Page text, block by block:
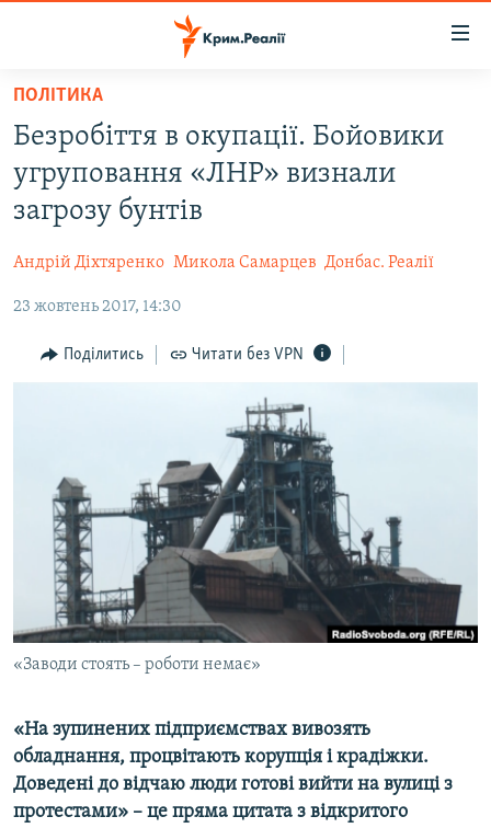
Перейти
основного
матеріалу
Перейти
до
основної
навігації
Перейти
пошуку
ВОДА.КРИМ
ВІДЕО ТА ФОТО
БЛОГИ
ПОГЛЯД
ІНТЕРВ'Ю
ВІДЕОУРОКИ «ELIFBE»
СВІДЧЕННЯ ОКУПАЦІЇ
УКРАЇНСЬКА ПРОБЛЕМА КРИМУ
ІНФОГРАФІКА
ЯК ОБІЙТИ БЛОКУВАННЯ
Русский
Qırımtatar
ДОЛУЧАЙСЯ!
Усі сайти RFE/RL
ПОЛІТИКА
Безробіття в окупації. Бойовики
угруповання «ЛНР» визнали
загрозу бунтів
Андрій Діхтяренко Микола Самарцев Донбас. Реалії
23 жовтень 2017, 14:30
Поділитись Читати без VPN
«Заводи стоять – роботи немає»
«На зупинених підприємствах вивозять
обладнання, процвітають корупція і крадіжки.
Доведені до відчаю люди готові вийти на вулиці з
протестами» – це пряма цитата з відкритого